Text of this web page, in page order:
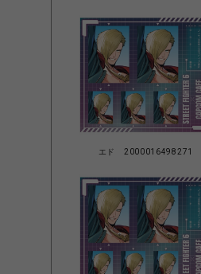
エド 2000016498271